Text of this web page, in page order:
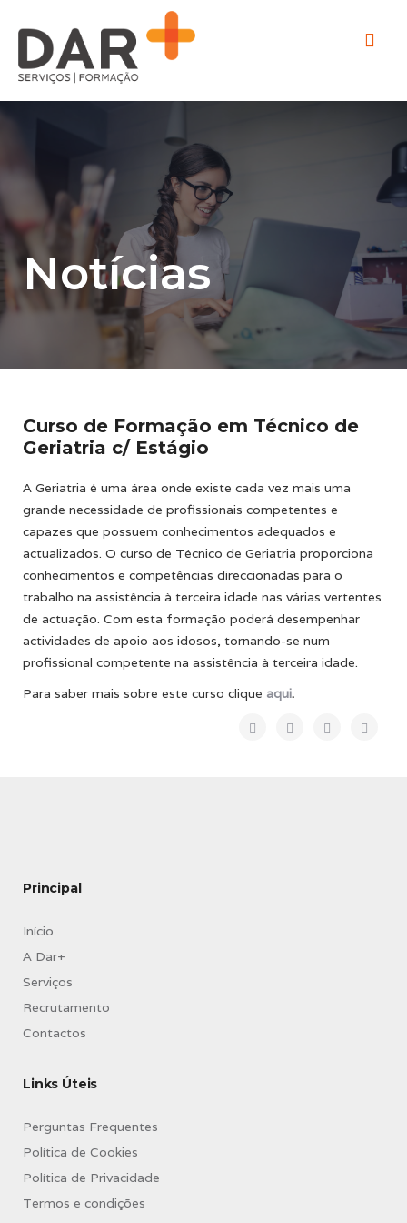
Notícias
Curso de Formação em Técnico de
Geriatria c/ Estágio
A Geriatria é uma área onde existe cada vez mais uma
grande necessidade de profissionais competentes e
capazes que possuem conhecimentos adequados e
actualizados. O curso de Técnico de Geriatria proporciona
conhecimentos e competências direccionadas para o
trabalho na assistência à terceira idade nas várias vertentes
de actuação. Com esta formação poderá desempenhar
actividades de apoio aos idosos, tornando-se num
profissional competente na assistência à terceira idade.
Para saber mais sobre este curso clique aqui.
Principal
Início
A Dar+
Serviços
Recrutamento
Contactos
Links Úteis
Perguntas Frequentes
Política de Cookies
Política de Privacidade
Termos e condições